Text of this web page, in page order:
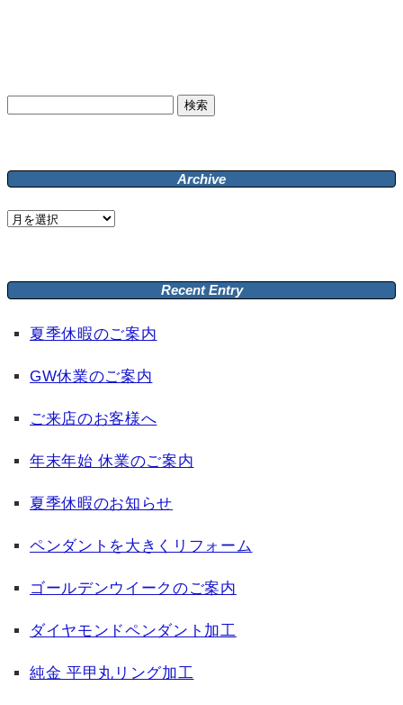
Archive
Archive
Recent Entry
夏季休暇のご案内
GW休業のご案内
ご来店のお客様へ
年末年始 休業のご案内
夏季休暇のお知らせ
ペンダントを大きくリフォーム
ゴールデンウイークのご案内
ダイヤモンドペンダント加工
純金 平甲丸リング加工